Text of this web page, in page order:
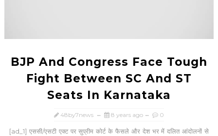
BJP And Congress Face Tough
Fight Between SC And ST
Seats In Karnataka
48by7news 8 years ago 0
[ad_1] एससी/एसटी एक्ट पर सुप्रीम कोर्ट के फैसले और देश भर में दलित आंदोलनों से